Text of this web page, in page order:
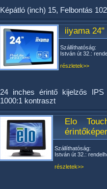
Képátló (inch) 15, Felbontás
iiyama 24"
Szállíthatóság:
István út 32.:
részletek>>
24 inches érintő kijelzős IPS
1000:1 kontraszt
Elo
Szállíthatóság:
István út 32.:
részletek>>